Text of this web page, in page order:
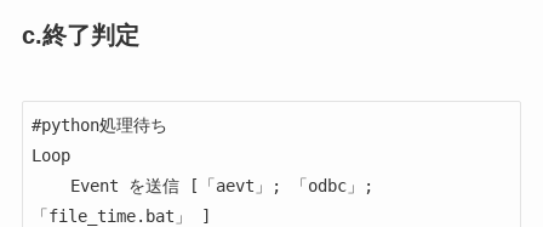
c.終了判定
#python処理待ち
Loop
「file_time.bat」 ]